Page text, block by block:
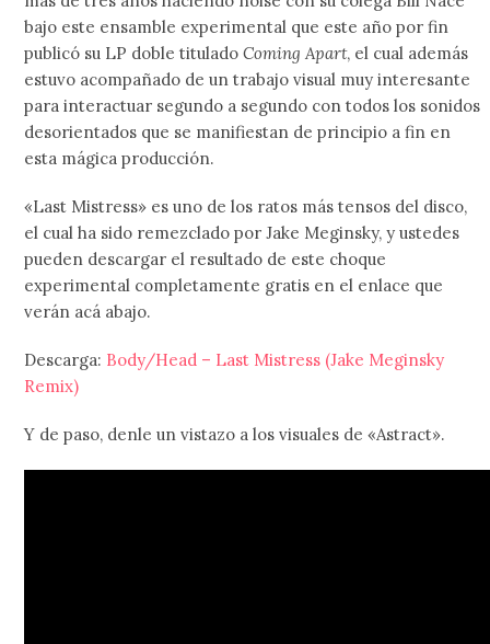
bajo este ensamble experimental que este año por fin
publicó su LP doble tituladoComing Apart, el cual además
estuvo acompañado de un trabajo visual muy interesante
para interactuar segundo a segundo con todos los sonidos
desorientados que se manifiestan de principio a fin en
esta mágica producción.
«Last Mistress» es uno de los ratos más tensos del disco,
el cual ha sido remezclado por Jake Meginsky, y ustedes
pueden descargar el resultado de este choque
experimental completamente gratis en el enlace que
verán acá abajo.
Descarga: Body/Head – Last Mistress (Jake Meginsky
Remix)
Y de paso, denle un vistazo a los visuales de «Astract».